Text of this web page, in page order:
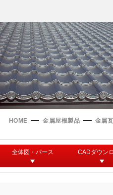
富士ライン55
フリーハットⅡ型
FHR-2000
フラットライン
エコウェーブ
カナディー
タイマルーフ M型
タイマルーフ F25
タイマルーフ T型
カナメ一文字葺き
金属瓦
カナメルーフ
洋瓦王(ヨウガオウ)
通気断熱工法
Vi65
Vi65 PLUS
Viカバー50
換気棟システム
換気棟システム
デザイン軒樋
カナメシャープ樋
施工事例
技術情報
ダウンロード
お問い合わせ
HOME 金属屋根製品 金属瓦
全体図・パース CADダウン